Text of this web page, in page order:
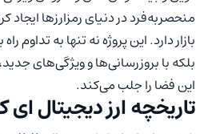
منحصربه‌فرد در دنیای رمزارزها ایجاد
بازار دارد. این پروژه نه تنها به تداوم
بلکه با بروزرسانی‌ها و ویژگی‌های
این فضا را جلب می‌کند.
تاریخچه ارز دیجیتال